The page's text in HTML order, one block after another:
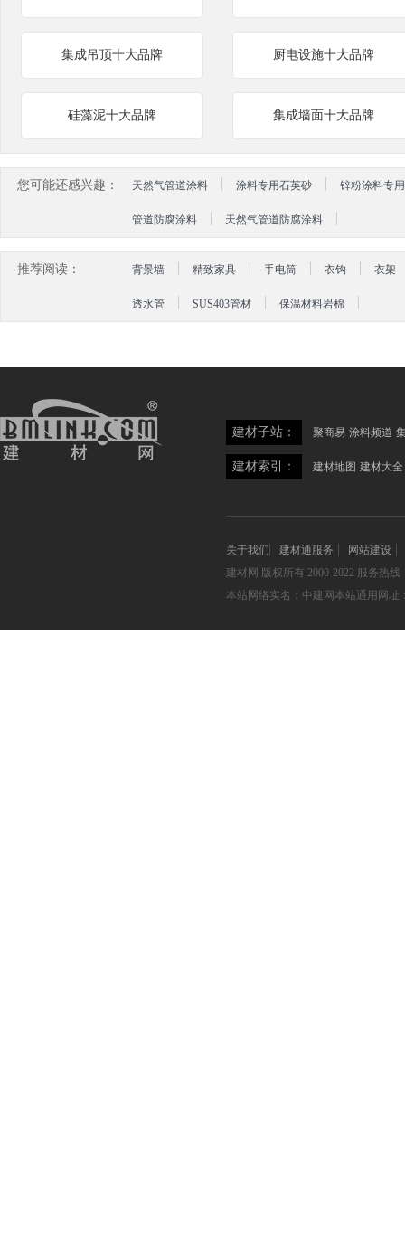
集成吊顶十大品牌 厨电设施十大品牌
硅藻泥十大品牌 集成墙面十大品牌
您可能还感兴趣： 天然气管道涂料 涂料专用石英砂 锌粉涂料专用
管道防腐涂料 天然气管道防腐涂料
推荐阅读： 背景墙 精致家具 手电筒 衣钩 衣架
透水管 SUS403管材 保温材料岩棉
建材子站： 聚商易 涂料频道
建材索引： 建材地图 建材大全
关于我们 建材通服务
网站建设
建材网 版权所有 2000-2022 服务热线
本站网络实名：中建网本站通用网址